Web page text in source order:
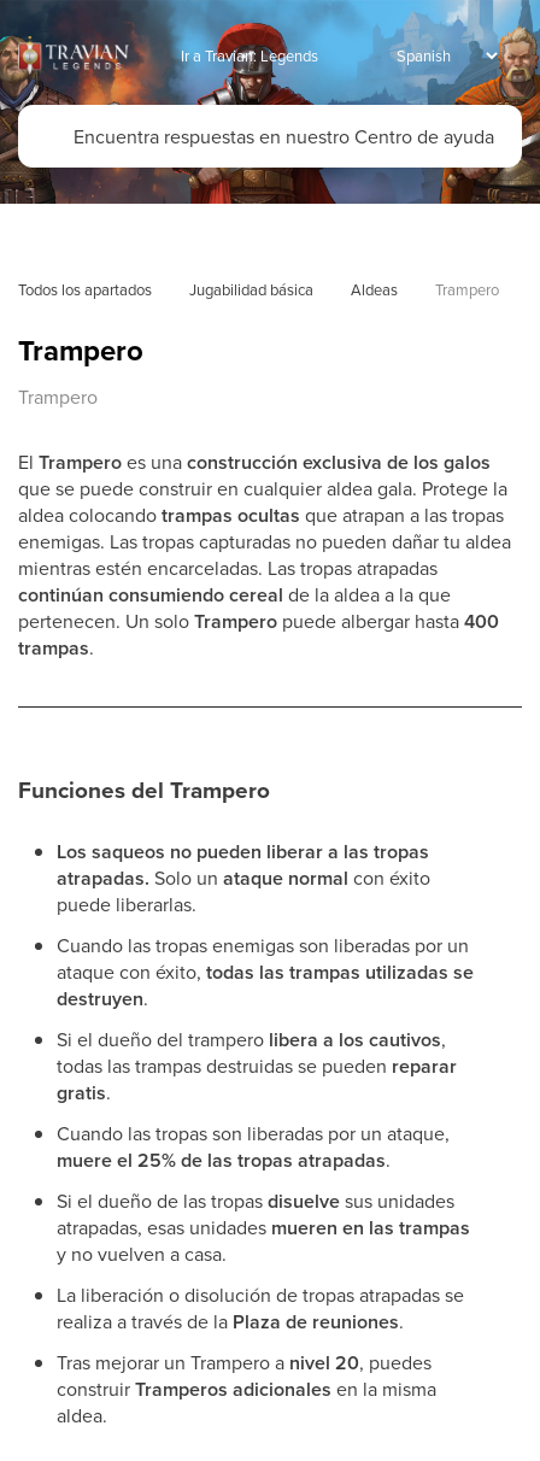
Ir a Travian: Legends
Todos los apartados Jugabilidad básica Aldeas Trampero
Trampero
Trampero
El Tramperoes unaconstrucción exclusiva de los galos
que se puede construir en cualquier aldea gala. Protege la
aldea colocandotrampas ocultas que atrapan a las tropas
enemigas. Las tropas capturadas no pueden dañar tu aldea
mientras estén encarceladas. Las tropas atrapadas
continúan consumiendo cereal de la aldea a la que
pertenecen. Un soloTrampero puede albergar hasta400
trampas.
Funciones del Trampero
Los saqueos no pueden liberar a las tropas
atrapadas. Solo un ataque normal con éxito
puede liberarlas.
Cuando las tropas enemigas son liberadas por un
ataque con éxito, todas las trampas utilizadas se
destruyen.
Si el dueño del trampero libera a los cautivos,
todas las trampas destruidas se pueden reparar
gratis.
Cuando las tropas son liberadas por un ataque,
muere el 25% de las tropas atrapadas.
Si el dueño de las tropasdisuelvesus unidades
atrapadas, esas unidades mueren en las trampas
y no vuelven a casa.
La liberación o disolución de tropas atrapadas se
realiza a través de la Plaza de reuniones.
Tras mejorar un Trampero a nivel 20, puedes
construirTramperos adicionales en la misma
aldea.